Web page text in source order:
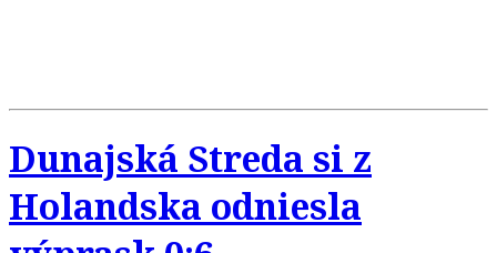
Dunajská Streda si z
Holandska odniesla